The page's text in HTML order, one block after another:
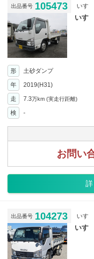
出品番号 105473 いすゞ
いす
形 土砂ダンプ
年
2019(H31)
走 7.3万km (実走行距離)
検
-
お問い
出品番号 104273 いすゞ
いす